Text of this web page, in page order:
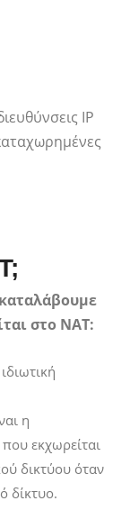
IP
στο NAT:
η
εκχωρείται
δικτύου όταν
δίκτυο.